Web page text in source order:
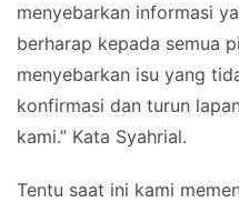
menyebarkan informasi
berharap kepada semua
menyebarkan isu yang
konfirmasi dan turun
kami.” Kata Syahrial.
Tentu saat ini kami